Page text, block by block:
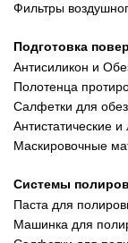
Фильтры
Подготовка
Антисиликон и
Полотенца
Салфетки для
Антистатические
Маскировочные
Системы
Паста для
Машинка для